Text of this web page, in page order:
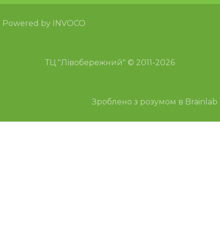
Powered by INVOCO
ТЦ "Лівобережний" © 2011-2026
Зроблено з розумом в Brainlab